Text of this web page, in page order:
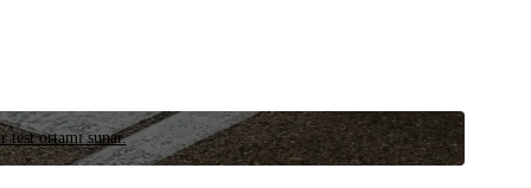
test ortamı sunar.